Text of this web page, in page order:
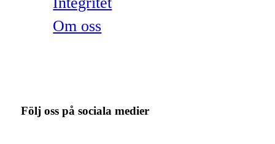
Om oss
Följ oss på sociala medier